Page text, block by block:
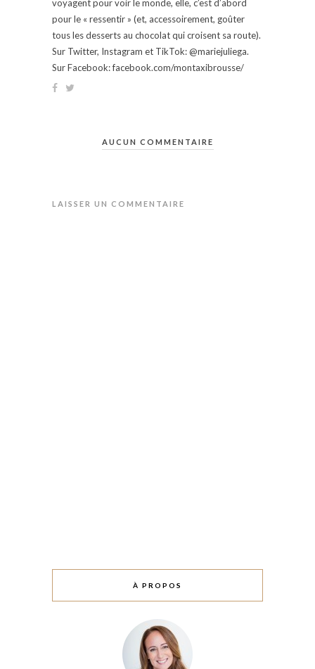
voyagent pour voir le monde, elle, c’est d’abord
pour le « ressentir » (et, accessoirement, goûter
tous les desserts au chocolat qui croisent sa route).
Sur Twitter, Instagram et TikTok: @mariejuliega.
Sur Facebook: facebook.com/montaxibrousse/
AUCUN COMMENTAIRE
LAISSER UN COMMENTAIRE
À PROPOS